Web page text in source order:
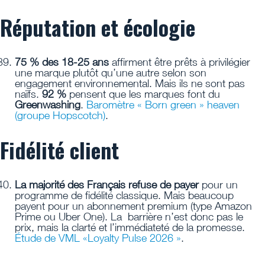
Réputation et écologie
75 % des 18-25 ans affirment être prêts à privilégier
une marque plutôt qu’une autre selon son
engagement environnemental. Mais ils ne sont pas
naïfs. 92 % pensent que les marques font du
Greenwashing. Baromètre « Born green » heaven
(groupe Hopscotch).
Fidélité client
La majorité des Français refuse de payerpour un
programme de fidélité classique. Mais beaucoup
payent pour un abonnement premium (type Amazon
Prime ou Uber One). La barrière n’est donc pas le
prix, mais la clarté et l’immédiateté de la promesse.
Étude de VML «Loyalty Pulse 2026 ».